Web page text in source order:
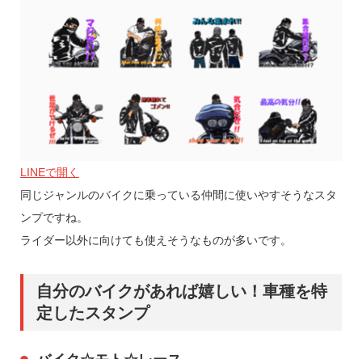
LINEで開く
同じジャンルのバイクに乗っている仲間に使いやすそうなスタ
ンプですね。
ライダー以外に向けても使えそうなものが多いです。
自分のバイクがあれば嬉しい！車種を特
定したスタンプ